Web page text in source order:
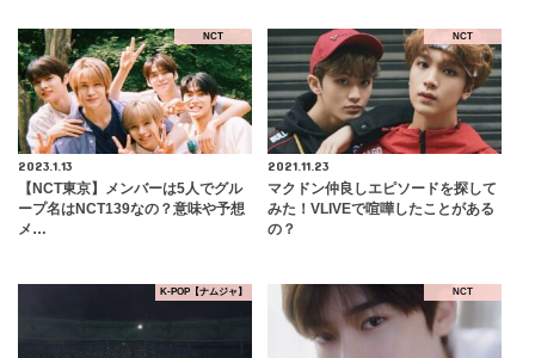
NCT
2023.1.13
【NCT東京】メンバーは5人でグル
ープ名はNCT139なの？意味や予想
メ…
NCT
2021.11.23
マクドン仲良しエピソードを探して
みた！VLIVEで喧嘩したことがある
の？
K-POP【ナムジャ】 NCT